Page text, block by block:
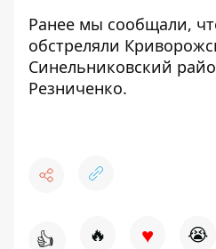
Ранее мы сообщали,
обстреляли
Синельниковский
Резниченко.
👍 🔥 ♥ 😭